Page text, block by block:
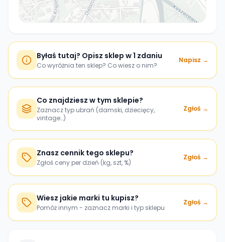
Byłaś tutaj? Opisz sklep w 1 zdaniu
Co wyróżnia ten sklep? Co wiesz o nim?
Napisz →
Co znajdziesz w tym sklepie?
Zaznacz typ ubrań (damski, dziecięcy,
vintage…)
Zgłoś →
Znasz cennik tego sklepu?
Zgłoś ceny per dzień (kg, szt, %)
Zgłoś →
Wiesz jakie marki tu kupisz?
Pomóż innym - zaznacz marki i typ sklepu
Zgłoś →